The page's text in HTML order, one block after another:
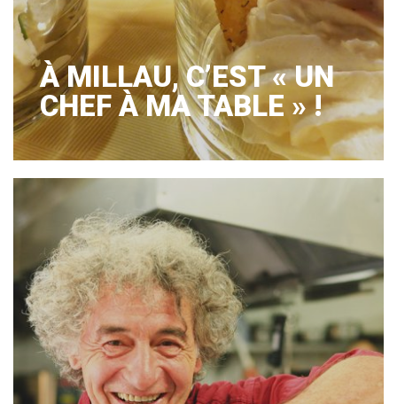
À MILLAU, C’EST « UN
CHEF À MA TABLE » !